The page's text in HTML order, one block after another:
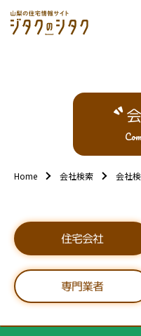
Home 会社検索 会社
住宅会社
専門業者